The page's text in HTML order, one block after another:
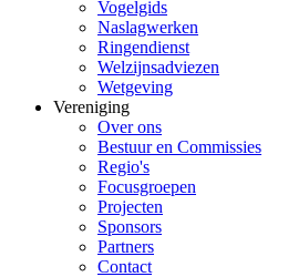
Vogelgids
Naslagwerken
Ringendienst
Welzijnsadviezen
Wetgeving
Vereniging
Over ons
Bestuur en Commissies
Regio's
Focusgroepen
Projecten
Sponsors
Partners
Contact